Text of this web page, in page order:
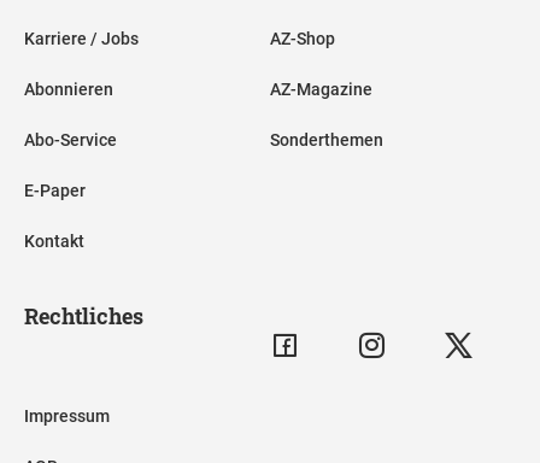
Karriere / Jobs
Abonnieren
Abo-Service
E-Paper
Kontakt
AZ-Shop
AZ-Magazine
Sonderthemen
Rechtliches
Impressum